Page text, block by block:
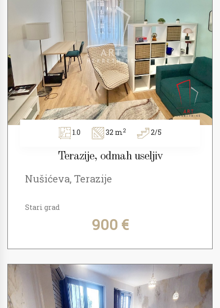
1.0 32 m2 2/5
Terazije, odmah useljiv
Nušićeva, Terazije
Stari grad
900 €